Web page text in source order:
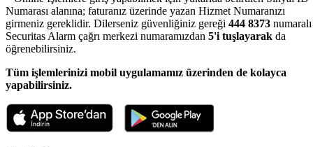
Numarası alanına; faturanız üzerinde yazan Hizmet Numaranızı
girmeniz gereklidir. Dilerseniz güvenliğiniz gereği 444 8373 numaralı
Securitas Alarm çağrı merkezi numaramızdan 5'i tuşlayarak da
öğrenebilirsiniz.
Tüm işlemlerinizi mobil uygulamamız üzerinden de kolayca
yapabilirsiniz.